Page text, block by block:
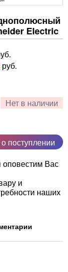
Electric
Нет в наличии
руб.
поступлении
оповестим Вас
и
наших